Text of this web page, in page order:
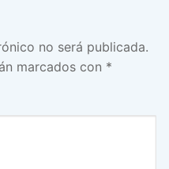
no será publicada.
marcados con *